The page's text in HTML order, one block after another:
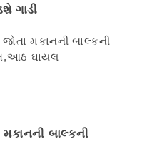
ગાડી
મકાનની બાલ્કની